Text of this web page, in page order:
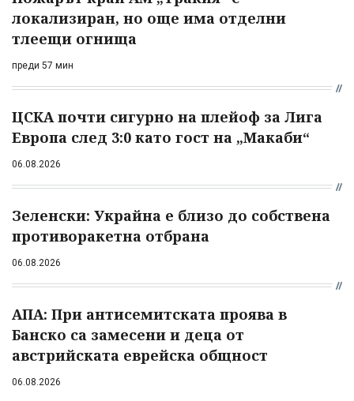
локализиран, но още има отделни
тлеещи огнища
преди 57 мин
ЦСКА почти сигурно на плейоф за Лига
Европа след 3:0 като гост на „Макаби“
06.08.2026
Зеленски: Украйна е близо до собствена
противоракетна отбрана
06.08.2026
АПА: При антисемитската проява в
Банско са замесени и деца от
австрийската еврейска общност
06.08.2026